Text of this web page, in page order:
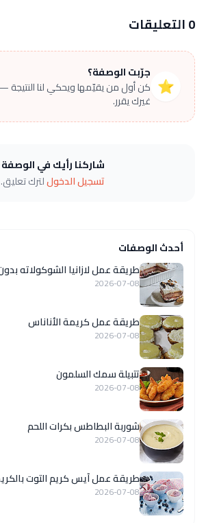
0 التعليقات
⭐
جرّبت الوصفة؟
كن أول من يقيّمها ويحكي لنا النتيجة
غيرك يقرر.
شاركنا رأيك في الوصفة
تسجيل الدخوللترك تعليق.
أحدث الوصفات
طريقة عمل لازانيا الشوكولاته
2026-07-08
طريقة عمل كريمة الأناناس
2026-07-08
تتبيلة سمك السلمون
2026-07-08
شوربة البطاطس بكرات اللحم
2026-07-08
طريقة عمل آيس كريم التوت
2026-07-08